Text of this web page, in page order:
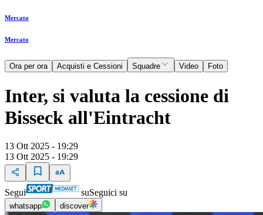
Mercato
Mercato
Ora per ora Acquisti e Cessioni Squadre Video Foto
Inter, si valuta la cessione di
Bisseck all'Eintracht
13 Ott 2025 - 19:29
13 Ott 2025 - 19:29
Segui suSeguici su
whatsapp discover